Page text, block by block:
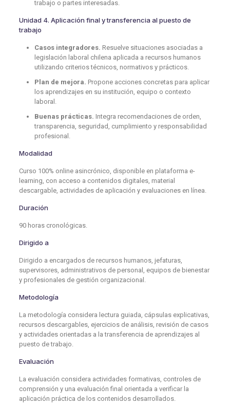
trabajo o partes interesadas.
Unidad 4. Aplicación final y transferencia al puesto de
trabajo
Casos integradores. Resuelve situaciones asociadas a
legislación laboral chilena aplicada a recursos humanos
utilizando criterios técnicos, normativos y prácticos.
Plan de mejora. Propone acciones concretas para aplicar
los aprendizajes en su institución, equipo o contexto
laboral.
Buenas prácticas. Integra recomendaciones de orden,
transparencia, seguridad, cumplimiento y responsabilidad
profesional.
Modalidad
Curso 100% online asincrónico, disponible en plataforma e-
learning, con acceso a contenidos digitales, material
descargable, actividades de aplicación y evaluaciones en línea.
Duración
90 horas cronológicas.
Dirigido a
Dirigido a encargados de recursos humanos, jefaturas,
supervisores, administrativos de personal, equipos de bienestar
y profesionales de gestión organizacional.
Metodología
La metodología considera lectura guiada, cápsulas explicativas,
recursos descargables, ejercicios de análisis, revisión de casos
y actividades orientadas a la transferencia de aprendizajes al
puesto de trabajo.
Evaluación
La evaluación considera actividades formativas, controles de
comprensión y una evaluación final orientada a verificar la
aplicación práctica de los contenidos desarrollados.